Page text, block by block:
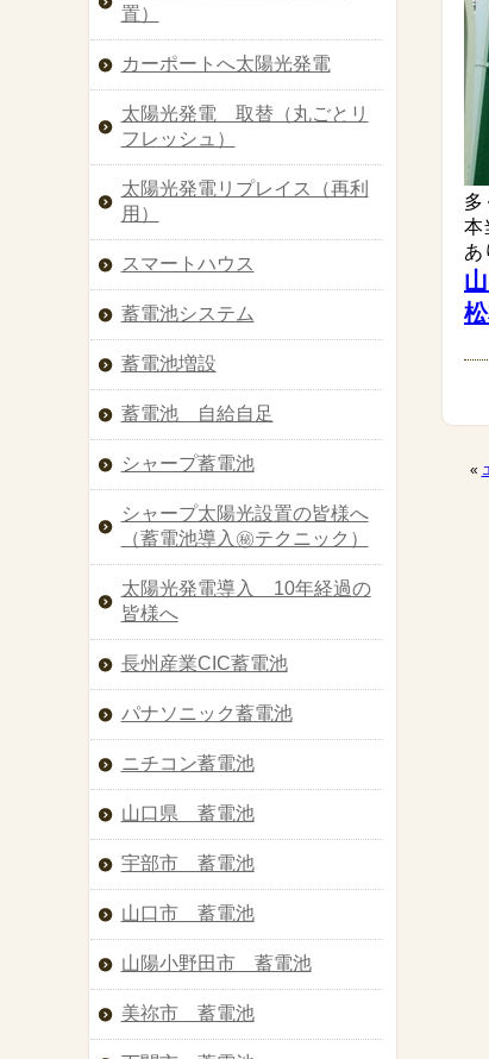
多
本
あ
«
置）
カーポートへ太陽光発電
太陽光発電 取替（丸ごとリ
フレッシュ）
太陽光発電リプレイス（再利
用）
スマートハウス
蓄電池システム
蓄電池増設
蓄電池 自給自足
シャープ蓄電池
シャープ太陽光設置の皆様へ
（蓄電池導入㊙︎テクニック）
太陽光発電導入 10年経過の
皆様へ
長州産業CIC蓄電池
パナソニック蓄電池
ニチコン蓄電池
山口県 蓄電池
宇部市 蓄電池
山口市 蓄電池
山陽小野田市 蓄電池
美祢市 蓄電池